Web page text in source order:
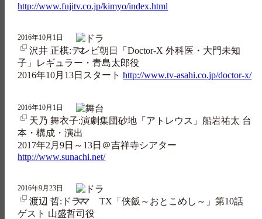
http://www.fujitv.co.jp/kimyo/index.html
2016年10月1日
沢井 正棋:テレビ朝日「Doctor-X 外科医・大門未知
子」レギュラー・青島太郎役
2016年10月13日スタートhttp://www.tv-asahi.co.jp/doctor-x/
2016年10月1日
天乃 舞衣子:演劇集団砂地「アトレウス」船岩祐太 台
本・構成・演出
2017年2月9日～13日＠吉祥寺シアター
http://www.sunachi.net/
2016年9月23日
渡辺 哲:ドラマ TX「侠飯～おとこめし～」第10話
ゲスト 山盛哲司役